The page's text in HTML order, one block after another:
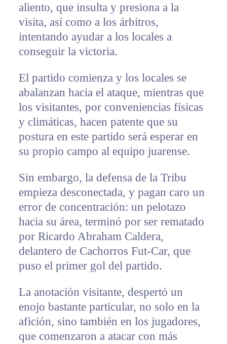
aliento, que insulta y presiona a la
visita, así como a los árbitros,
intentando ayudar a los locales a
conseguir la victoria.
El partido comienza y los locales se
abalanzan hacia el ataque, mientras que
los visitantes, por conveniencias físicas
y climáticas, hacen patente que su
postura en este partido será esperar en
su propio campo al equipo juarense.
Sin embargo, la defensa de la Tribu
empieza desconectada, y pagan caro un
error de concentración: un pelotazo
hacia su área, terminó por ser rematado
por Ricardo Abraham Caldera,
delantero de Cachorros Fut-Car, que
puso el primer gol del partido.
La anotación visitante, despertó un
enojo bastante particular, no solo en la
afición, sino también en los jugadores,
que comenzaron a atacar con más